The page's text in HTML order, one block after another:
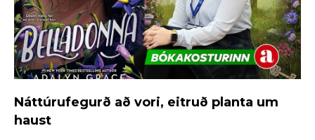
Náttúrufegurð að vori, eitruð planta um
haust